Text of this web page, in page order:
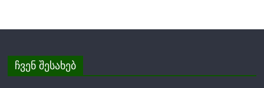
ჩვენ შესახებ